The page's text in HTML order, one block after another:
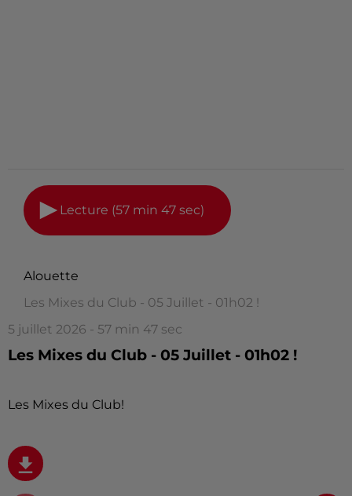
Lecture (57 min 47 sec)
Alouette
Les Mixes du Club - 05 Juillet - 01h02 !
5 juillet 2026 - 57 min 47 sec
Les Mixes du Club - 05 Juillet - 01h02 !
Les Mixes du Club!